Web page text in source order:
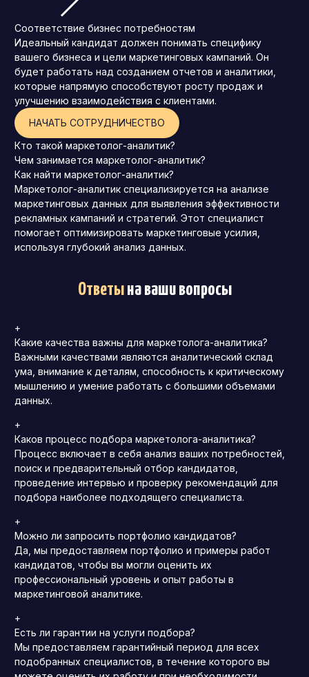
Соответствие бизнес потребностям
Идеальный кандидат должен понимать специфику
вашего бизнеса и цели маркетинговых кампаний. Он
будет работать над созданием отчетов и аналитики,
которые напрямую способствуют росту продаж и
улучшению взаимодействия с клиентами.
НАЧАТЬ СОТРУДНИЧЕСТВО
Кто такой маркетолог-аналитик?
Чем занимается маркетолог-аналитик?
Как найти маркетолог-аналитик?
Маркетолог-аналитик специализируется на анализе
маркетинговых данных для выявления эффективности
рекламных кампаний и стратегий. Этот специалист
помогает оптимизировать маркетинговые усилия,
используя глубокий анализ данных.
Ответына ваши вопросы
+
Какие качества важны для маркетолога-аналитика?
Важными качествами являются аналитический склад
ума, внимание к деталям, способность к критическому
мышлению и умение работать с большими объемами
данных.
+
Каков процесс подбора маркетолога-аналитика?
Процесс включает в себя анализ ваших потребностей,
поиск и предварительный отбор кандидатов,
проведение интервью и проверку рекомендаций для
подбора наиболее подходящего специалиста.
+
Можно ли запросить портфолио кандидатов?
Да, мы предоставляем портфолио и примеры работ
кандидатов, чтобы вы могли оценить их
профессиональный уровень и опыт работы в
маркетинговой аналитике.
+
Есть ли гарантии на услуги подбора?
Мы предоставляем гарантийный период для всех
подобранных специалистов, в течение которого вы